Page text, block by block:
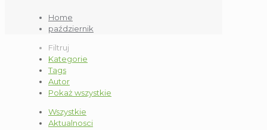
Home
październik
Filtruj
Kategorie
Tags
Autor
Pokaż wszystkie
Wszystkie
Aktualnosci